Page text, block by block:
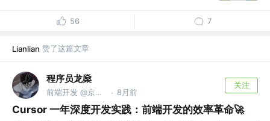
56 7
Lianlian 赞了这篇文章
程序员龙燊
前端开发 @京东零售 · 8月前
关注
Cursor 一年深度开发实践：前端开发的效率革命🚀